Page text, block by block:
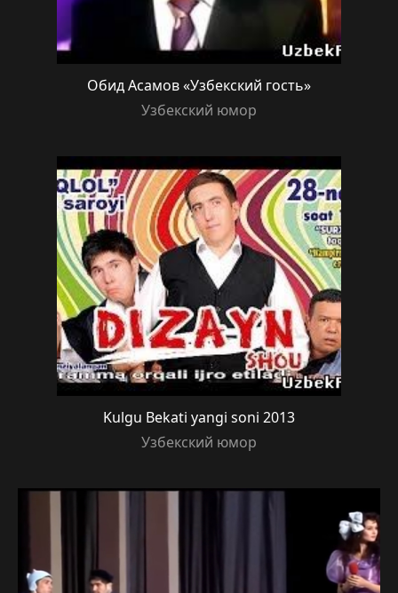
Обид Асамов «Узбекский гость»
Узбекский юмор
Kulgu Bekati yangi soni 2013
Узбекский юмор